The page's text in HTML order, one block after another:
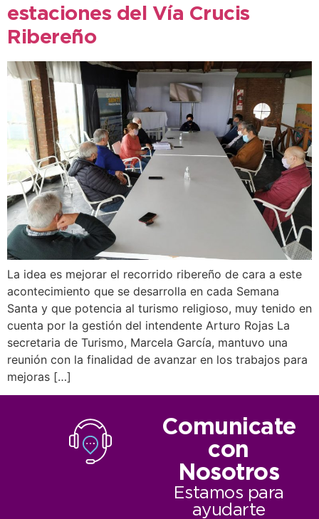
estaciones del Vía Crucis
Ribereño
La idea es mejorar el recorrido ribereño de cara a este
acontecimiento que se desarrolla en cada Semana
Santa y que potencia al turismo religioso, muy tenido en
cuenta por la gestión del intendente Arturo Rojas La
secretaria de Turismo, Marcela García, mantuvo una
reunión con la finalidad de avanzar en los trabajos para
mejoras […]
Comunicate
con
Nosotros
Estamos para
ayudarte